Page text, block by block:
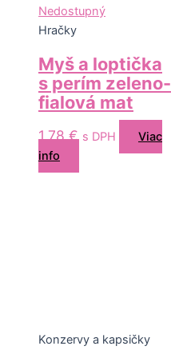
Nedostupný
Hračky
Myš a loptička
s perím zeleno-
fialová mat
1,78€ s DPH
Viac
info
Konzervy a kapsičky